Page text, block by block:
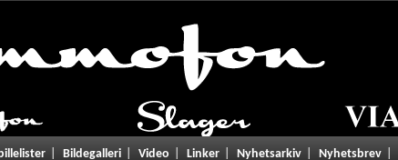
utgivelser/lyrics.php 101
Bildegalleri Video Linker Nyhetsarkiv Nyhetsbrev